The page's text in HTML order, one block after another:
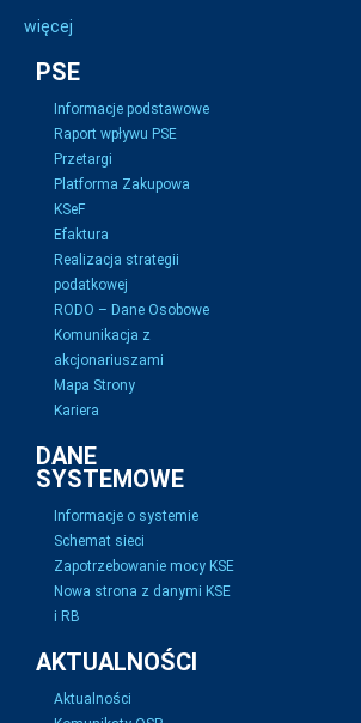
więcej
PSE
Informacje podstawowe
Raport wpływu PSE
Przetargi
Platforma Zakupowa
KSeF
Efaktura
Realizacja strategii
podatkowej
RODO – Dane Osobowe
Komunikacja z
akcjonariuszami
Mapa Strony
Kariera
DANE
SYSTEMOWE
Informacje o systemie
Schemat sieci
Zapotrzebowanie mocy KSE
Nowa strona z danymi KSE
i RB
AKTUALNOŚCI
Aktualności